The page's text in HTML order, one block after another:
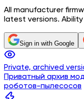
All manufacturer
latest versions.
Sign in with Google
Private, archived
Приватный архив
роботов-пылесосов